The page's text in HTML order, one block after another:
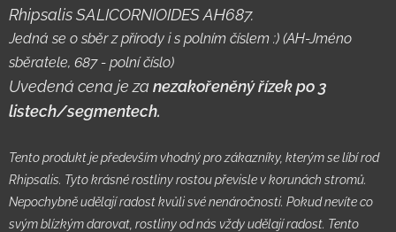
Rhipsalis SALICORNIOIDES AH687.
Jedná se o sběr z přírody i s polním číslem :) (AH-Jméno
sběratele, 687 - polní číslo)
Uvedená cena je za nezakořeněný řízek po 3
listech/segmentech.
Tento produkt je především vhodný pro zákazníky, kterým se líbí rod
Rhipsalis. Tyto krásné rostliny rostou převisle v korunách stromů.
Nepochybně udělají radost kvůli své nenáročnosti. Pokud nevíte co
svým blízkým darovat, rostliny od nás vždy udělají radost. Tento